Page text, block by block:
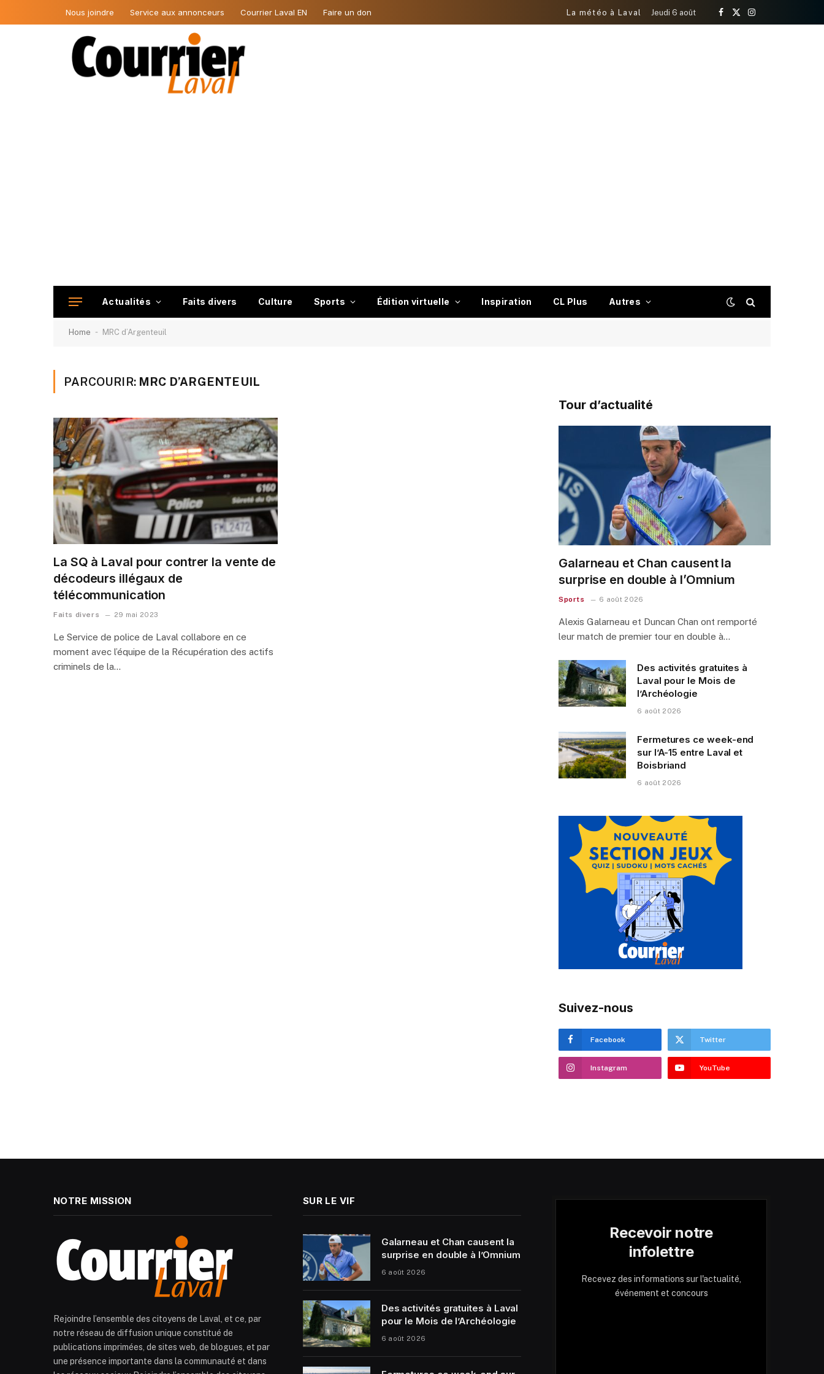
Nous joindre Service aux annonceurs Courrier Laval EN Faire un don La météo à Laval Jeudi 6 août
Facebook
X
Instagram
Actualités Faits divers Culture Sports Édition virtuelle Inspiration CL Plus Autres
Home - MRC d’Argenteuil
PARCOURIR: MRC D’ARGENTEUIL
La SQ à Laval pour contrer la vente de
décodeurs illégaux de
télécommunication
Faits divers 29 mai 2023
Le Service de police de Laval collabore en ce
moment avec l’équipe de la Récupération des actifs
criminels de la…
Tour d’actualité
Galarneau et Chan causent la
surprise en double à l’Omnium
Sports 6 août 2026
Alexis Galarneau et Duncan Chan ont remporté
leur match de premier tour en double à…
Des activités gratuites à
Laval pour le Mois de
l’Archéologie
6 août 2026
Fermetures ce week-end
sur l’A-15 entre Laval et
Boisbriand
6 août 2026
Suivez-nous
Facebook Twitter
Instagram YouTube
NOTRE MISSION
Rejoindre l’ensemble des citoyens de Laval, et ce, par
notre réseau de diffusion unique constitué de
publications imprimées, de sites web, de blogues, et par
une présence importante dans la communauté et dans
SUR LE VIF
Galarneau et Chan causent la
surprise en double à l’Omnium
6 août 2026
Des activités gratuites à Laval
pour le Mois de l’Archéologie
6 août 2026
Recevoir notre
infolettre
Recevez des informations sur l'actualité,
événement et concours